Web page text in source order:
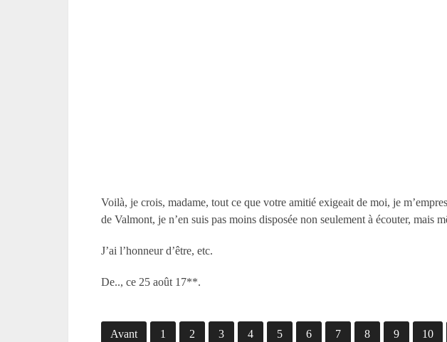
Voilà, je crois, madame, tout ce que votre amitié exigeait de moi, je
de Valmont, je n’en suis pas moins disposée non seulement à écouter, mais
J’ai l’honneur d’être, etc.
De.., ce 25 août 17**.
Avant 1 2 3 4 5 6 7 8 9 10